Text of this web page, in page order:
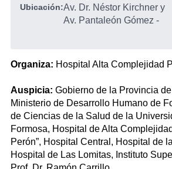
Ubicación:Av. Dr. Néstor Kirchner y
Av. Pantaleón Gómez -
Organiza: Hospital Alta Complejidad
Auspicia: Gobierno de la Provincia
Ministerio de Desarrollo Humano de
de Ciencias de la Salud de la
Formosa, Hospital de Alta
Perón”, Hospital Central, Hospital de
Hospital de Las Lomitas, Instituto